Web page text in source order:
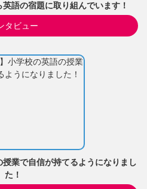
英語の宿題に取り組んでいます！
タビュー
授業で自信が持てるようになりまし
た！